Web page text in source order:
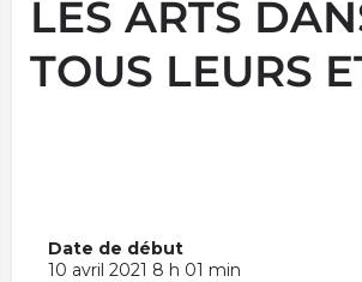
LES ARTS
TOUS LEURS
Date de début
10 avril 2021 8 h 01 min